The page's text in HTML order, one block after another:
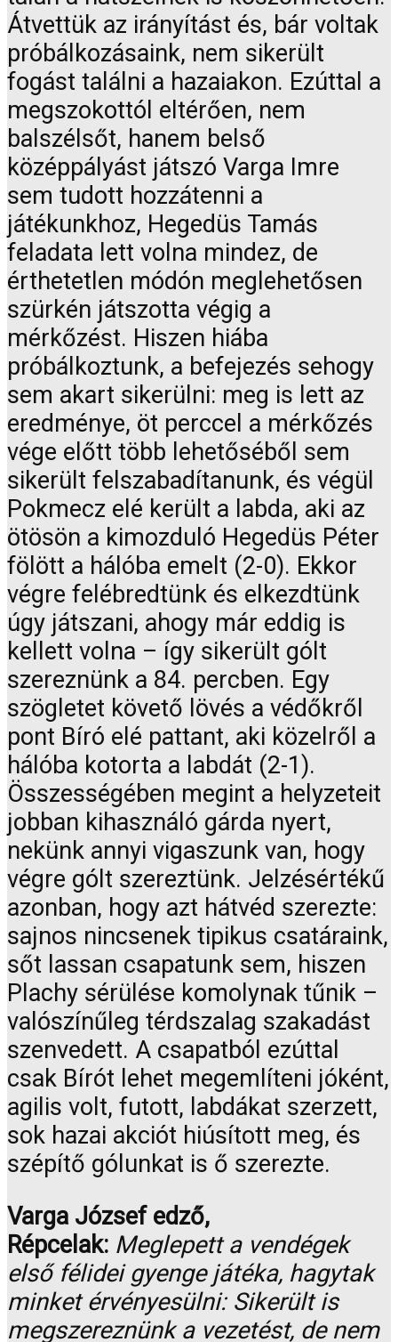
Átvettük az irányítást és, bár voltak
próbálkozásaink, nem sikerült
fogást találni a hazaiakon. Ezúttal a
megszokottól eltérően, nem
balszélsőt, hanem belső
középpályást játszó Varga Imre
sem tudott hozzátenni a
játékunkhoz, Hegedüs Tamás
feladata lett volna mindez, de
érthetetlen módón meglehetősen
szürkén játszotta végig a
mérkőzést. Hiszen hiába
próbálkoztunk, a befejezés sehogy
sem akart sikerülni: meg is lett az
eredménye, öt perccel a mérkőzés
vége előtt több lehetőséből sem
sikerült felszabadítanunk, és végül
Pokmecz elé került a labda, aki az
ötösön a kimozduló Hegedüs Péter
fölött a hálóba emelt (2-0). Ekkor
végre felébredtünk és elkezdtünk
úgy játszani, ahogy már eddig is
kellett volna – így sikerült gólt
szereznünk a 84. percben. Egy
szögletet követő lövés a védőkről
pont Bíró elé pattant, aki közelről a
hálóba kotorta a labdát (2-1).
Összességében megint a helyzeteit
jobban kihasználó gárda nyert,
nekünk annyi vigaszunk van, hogy
végre gólt szereztünk. Jelzésértékű
azonban, hogy azt hátvéd szerezte:
sajnos nincsenek tipikus csatáraink,
sőt lassan csapatunk sem, hiszen
Plachy sérülése komolynak tűnik –
valószínűleg térdszalag szakadást
szenvedett. A csapatból ezúttal
csak Bírót lehet megemlíteni jóként,
agilis volt, futott, labdákat szerzett,
sok hazai akciót hiúsított meg, és
szépítő gólunkat is ő szerezte.
Varga József edző,
Répcelak: Meglepett a vendégek
első félidei gyenge játéka, hagytak
minket érvényesülni: Sikerült is
megszereznünk a vezetést, de nem